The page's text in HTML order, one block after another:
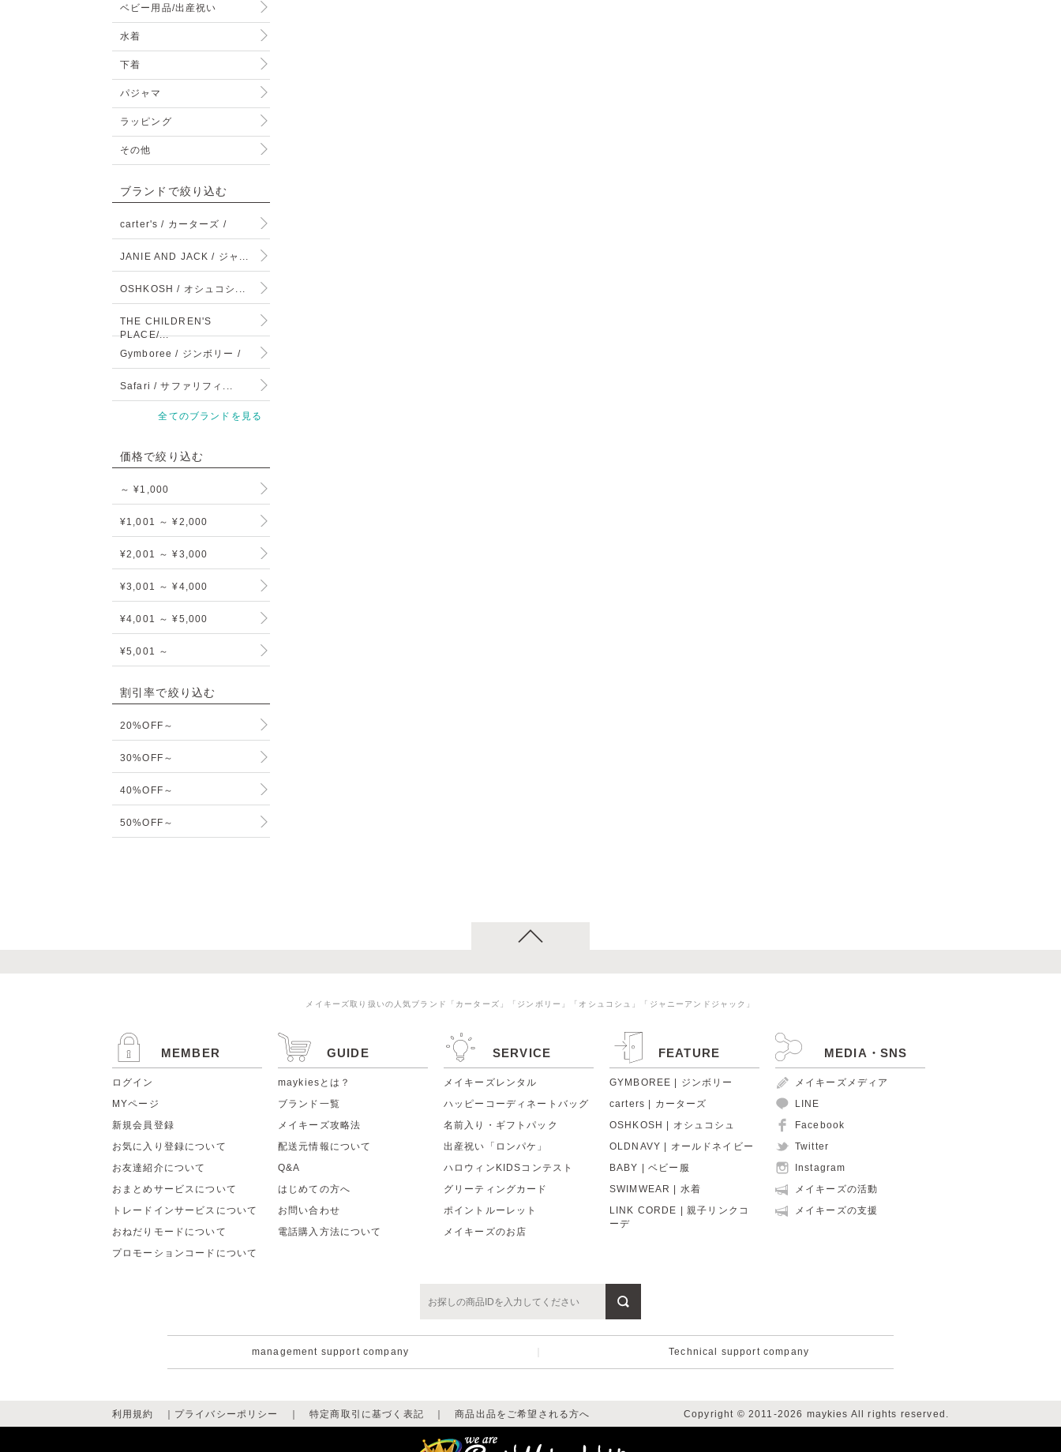
ベビー用品/出産祝い
水着
下着
パジャマ
ラッピング
その他
ブランドで絞り込む
carter's / カーターズ /
JANIE AND JACK / ジャ...
OSHKOSH / オシュコシ...
THE CHILDREN'S
PLACE/...
Gymboree / ジンボリー /
Safari / サファリフィ...
全てのブランドを見る
価格で絞り込む
～ ¥1,000
¥1,001 ～ ¥2,000
¥2,001 ～ ¥3,000
¥3,001 ～ ¥4,000
¥4,001 ～ ¥5,000
¥5,001 ～
割引率で絞り込む
20%OFF～
30%OFF～
40%OFF～
50%OFF～
メイキーズ取り扱いの人気ブランド「カーターズ」「ジンボリー」「オシュコシュ」「ジャニーアンドジャック」
MEMBER
ログイン
MYページ
新規会員登録
お気に入り登録について
お友達紹介について
おまとめサービスについて
トレードインサービスについて
おねだりモードについて
プロモーションコードについて
GUIDE
maykiesとは？
ブランド一覧
メイキーズ攻略法
配送元情報について
Q&A
はじめての方へ
お問い合わせ
電話購入方法について
SERVICE
メイキーズレンタル
ハッピーコーディネートバッグ
名前入り・ギフトパック
出産祝い「ロンパケ」
ハロウィンKIDSコンテスト
グリーティングカード
ポイントルーレット
メイキーズのお店
FEATURE
GYMBOREE | ジンボリー
carters | カーターズ
OSHKOSH | オシュコシュ
OLDNAVY | オールドネイビー
BABY | ベビー服
SWIMWEAR | 水着
LINK CORDE | 親子リンクコ
ーデ
MEDIA・SNS
メイキーズメディア
LINE
Facebook
Twitter
Instagram
メイキーズの活動
メイキーズの支援
management support company Technical support company
利用規約 ｜ プライバシーポリシー ｜特定商取引に基づく表記 ｜商品出品をご希望される方へ Copyright © 2011-2026 maykies All rights reserved.